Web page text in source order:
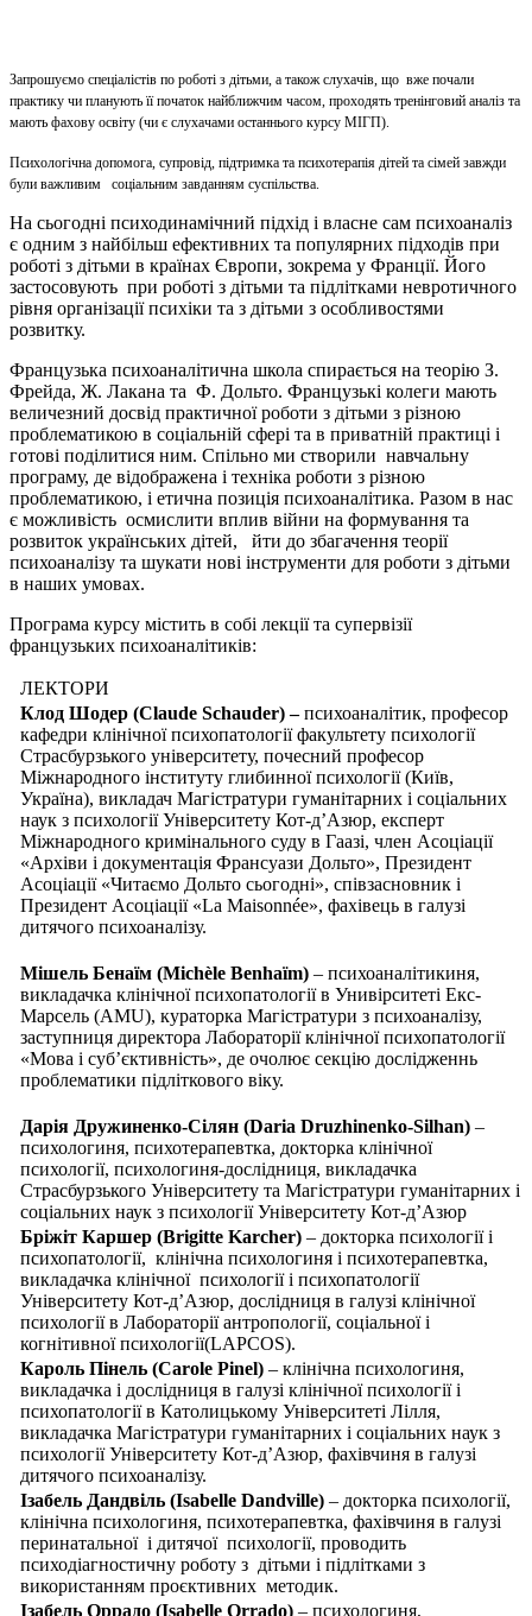
Запрошуємо спеціалістів по роботі з дітьми, а також слухачів, що вже почали
практику чи планують її початок найближчим часом, проходять тренінговий аналіз та
мають фахову освіту (чи є слухачами останнього курсу МІГП).
Психологічна допомога, супровід, підтримка та психотерапія дітей та сімей завжди
були важливим соціальним завданням суспільства.
На сьогодні психодинамічний підхід і власне сам психоаналіз
є одним з найбільш ефективних та популярних підходів при
роботі з дітьми в країнах Європи, зокрема у Франції. Його
застосовують при роботі з дітьми та підлітками невротичного
рівня організації психіки та з дітьми з особливостями
розвитку.
Французька психоаналітична школа спирається на теорію З.
Фрейда, Ж. Лакана та Ф. Дольто. Французькі колеги мають
величезний досвід практичної роботи з дітьми з різною
проблематикою в соціальній сфері та в приватній практиці і
готові поділитися ним. Спільно ми створили навчальну
програму, де відображена і техніка роботи з різною
проблематикою, і етична позиція психоаналітика. Разом в нас
є можливість осмислити вплив війни на формування та
розвиток українських дітей, йти до збагачення теорії
психоаналізу та шукати нові інструменти для роботи з дітьми
в наших умовах.
Програма курсу містить в собі лекції та супервізії
французьких психоаналітиків:
ЛЕКТОРИ
Клод Шодер (Claude Schauder) –психоаналітик, професор
кафедри клінічної психопатології факультету психології
Страсбурзького університету, почесний професор
Міжнародного інституту глибинної психології (Київ,
Україна), викладач Магістратури гуманітарних і соціальних
наук з психології Університету Кот-д’Азюр, експерт
Міжнародного кримінального суду в Гаазі, член Асоціації
«Архіви і документація Франсуази Дольто», Президент
Асоціації «Читаємо Дольто сьогодні», співзасновник і
Президент Асоціації «La Maisonnée», фахівець в галузі
дитячого психоаналізу.
Мішель Бенаїм (Michèle Benhaїm) – психоаналітикиня,
викладачка клінічної психопатології в Унивірситеті Екс-
Марсель (AMU), кураторка Магістратури з психоаналізу,
заступниця директора Лабораторії клінічної психопатології
«Мова і суб’єктивність», де очолює секцію дослідженнь
проблематики підліткового віку.
Дарія Дружиненко-Сілян (Daria Druzhinenko-Silhan) –
психологиня, психотерапевтка, докторка клінічної
психології, психологиня-дослідниця, викладачка
Страсбурзького Університету та Магістратури гуманітарних і
соціальних наук з психології Університету Кот-д’Азюр
Бріжіт Каршер (Brigitte Karcher) – докторка психології і
психопатології, клінічна психологиня і психотерапевтка,
викладачка клінічної психології і психопатології
Університету Кот-д’Азюр, дослідниця в галузі клінічної
психології в Лабораторії антропології, соціальної і
когнітивної психології(LAPCOS).
Кароль Пінель (Carole Pinel) – клінічна психологиня,
викладачка і дослідниця в галузі клінічної психології і
психопатології в Католицькому Університеті Лілля,
викладачка Магістратури гуманітарних і соціальних наук з
психології Університету Кот-д’Азюр, фахівчиня в галузі
дитячого психоаналізу.
Ізабель Дандвіль (Isabelle Dandville) – докторка психології,
клінічна психологиня, психотерапевтка, фахівчиня в галузі
перинатальної і дитячої психології, проводить
психодіагностичну роботу з дітьми і підлітками з
використанням проєктивних методик.
Ізабель Оррадо (Isabelle Orrado) – психологиня,